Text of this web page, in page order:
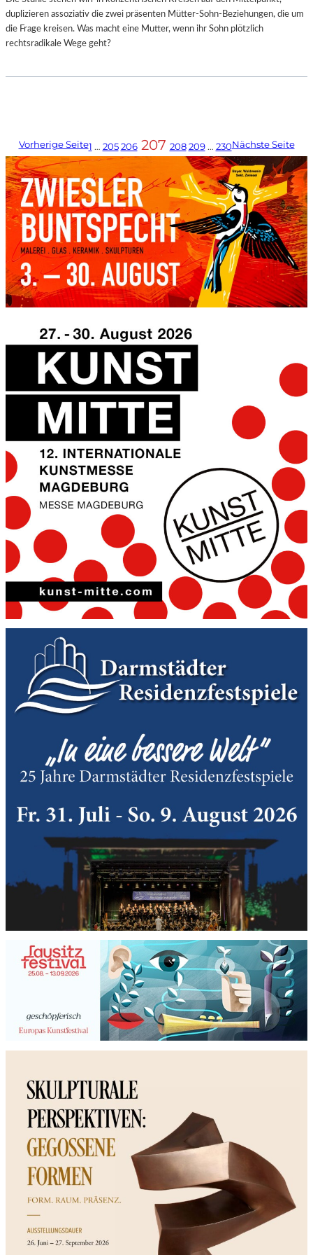
duplizieren assoziativ die zwei präsenten Mütter-Sohn-Beziehungen, die um
die Frage kreisen. Was macht eine Mutter, wenn ihr Sohn plötzlich
rechtsradikale Wege geht?
Vorherige Seite1 … 205 206 207 208 209 … 230Nächste Seite